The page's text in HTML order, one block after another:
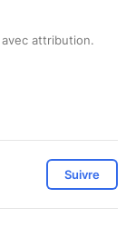
attribution.
Suivre